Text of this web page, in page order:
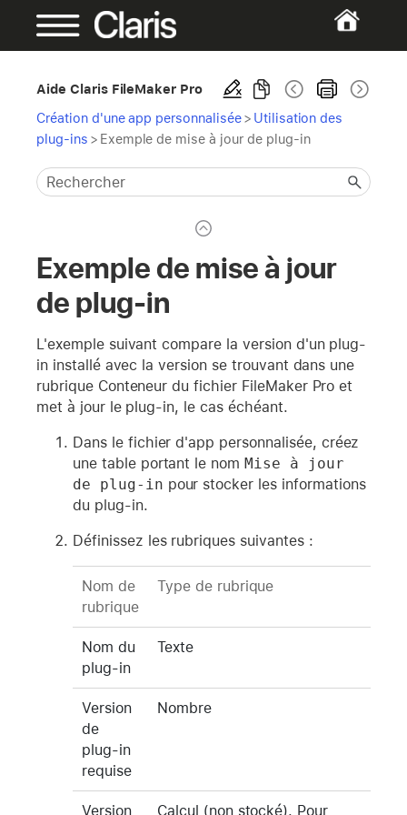
Aide Claris FileMaker Pro
Création d'une app personnalisée> Utilisation des
plug-ins > Exemple de mise à jour de plug-in
Exemple de mise à jour
de plug-in
L'exemple suivant compare la version d'un plug-
in installé avec la version se trouvant dans une
rubrique Conteneur du fichier FileMaker Pro et
met à jour le plug-in, le cas échéant.
Dans le fichier d'app personnalisée, créez
une table portant le nomMise à jour
de plug-in pour stocker les informations
du plug-in.
Définissez les rubriques suivantes :
Nom de
rubrique
Type de rubrique
Nom du
plug-in
Texte
Version
de
plug-in
requise
Nombre
Version Calcul (non stocké). Pour